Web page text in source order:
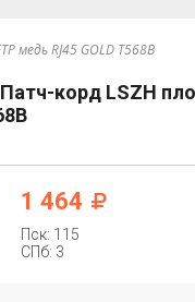
медь RJ45 GOLD T568B
Патч-корд LSZH
1 464
Пск: 115
СПб: 3